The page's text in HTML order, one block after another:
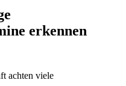
erkennen
achten viele